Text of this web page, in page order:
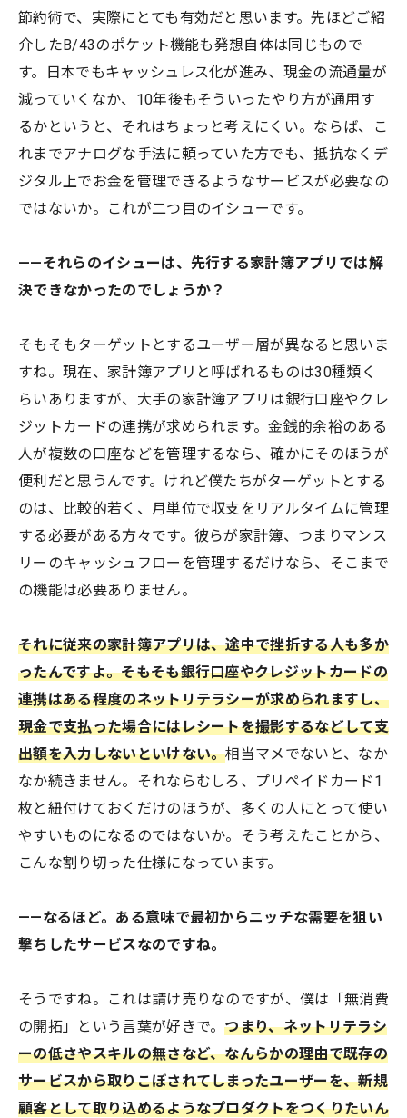
節約術で、実際にとても有効だと思います。先ほどご紹
介したB/43のポケット機能も発想自体は同じもので
す。日本でもキャッシュレス化が進み、現金の流通量が
減っていくなか、10年後もそういったやり方が通用す
るかというと、それはちょっと考えにくい。ならば、こ
れまでアナログな手法に頼っていた方でも、抵抗なくデ
ジタル上でお金を管理できるようなサービスが必要なの
ではないか。これが二つ目のイシューです。
——それらのイシューは、先行する家計簿アプリでは解
決できなかったのでしょうか？
そもそもターゲットとするユーザー層が異なると思いま
すね。現在、家計簿アプリと呼ばれるものは30種類く
らいありますが、大手の家計簿アプリは銀行口座やクレ
ジットカードの連携が求められます。金銭的余裕のある
人が複数の口座などを管理するなら、確かにそのほうが
便利だと思うんです。けれど僕たちがターゲットとする
のは、比較的若く、月単位で収支をリアルタイムに管理
する必要がある方々です。彼らが家計簿、つまりマンス
リーのキャッシュフローを管理するだけなら、そこまで
の機能は必要ありません。
それに従来の家計簿アプリは、途中で挫折する人も多か
ったんですよ。そもそも銀行口座やクレジットカードの
連携はある程度のネットリテラシーが求められますし、
現金で支払った場合にはレシートを撮影するなどして支
出額を入力しないといけない。相当マメでないと、なか
なか続きません。それならむしろ、プリペイドカード1
枚と紐付けておくだけのほうが、多くの人にとって使い
やすいものになるのではないか。そう考えたことから、
こんな割り切った仕様になっています。
——なるほど。ある意味で最初からニッチな需要を狙い
撃ちしたサービスなのですね。
そうですね。これは請け売りなのですが、僕は「無消費
の開拓」という言葉が好きで。つまり、ネットリテラシ
ーの低さやスキルの無さなど、なんらかの理由で既存の
サービスから取りこぼされてしまったユーザーを、新規
顧客として取り込めるようなプロダクトをつくりたいん